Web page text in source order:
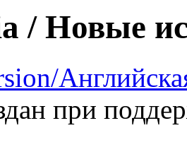
/ Новые
при